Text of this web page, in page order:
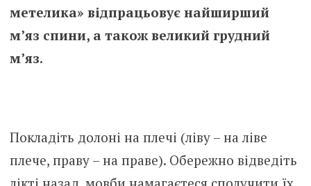
метелика» відпрацьовує найширший
м’яз спини, а також великий грудний
м’яз.
Покладіть долоні на плечі (ліву – на ліве
плече, праву – на праве). Обережно відведіть